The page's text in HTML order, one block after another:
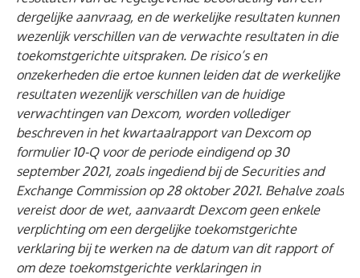
dergelijke aanvraag, en de werkelijke resultaten kunnen
wezenlijk verschillen van de verwachte resultaten in die
toekomstgerichte uitspraken. De risico’s en
onzekerheden die ertoe kunnen leiden dat de werkelijke
resultaten wezenlijk verschillen van de huidige
verwachtingen van Dexcom, worden vollediger
beschreven in het kwartaalrapport van Dexcom op
formulier 10-Q voor de periode eindigend op 30
september 2021, zoals ingediend bij de Securities and
Exchange Commission op 28 oktober 2021. Behalve zoals
vereist door de wet, aanvaardt Dexcom geen enkele
verplichting om een dergelijke toekomstgerichte
verklaring bij te werken na de datum van dit rapport of
om deze toekomstgerichte verklaringen in